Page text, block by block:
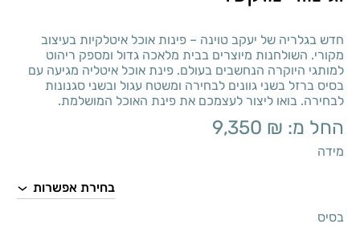
חדש בגלריה של יעקב טוינה – פינות אוכל איטלקיות בעיצוב
מקורי. השולחנות מיוצרים בבית מלאכה גדול ומספק ריהוט
למותגי היוקרה הנחשבים בעולם. פינת אוכל איטליה מגיעה עם
בסיס ברזל בשני גוונים לבחירה ומשטח עגול ובשני סגנונות
לבחירה. בואו ליצור לעצמכם את פינת האוכל המושלמת.
החל מ: 9,350 ₪
מידה
בסיס